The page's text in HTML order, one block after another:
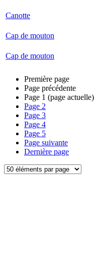
Canotte
Cap de mouton
Cap de mouton
Première page
Page précédente
Page 1 (page actuelle)
Page 2
Page 3
Page 4
Page 5
Page suivante
Dernière page